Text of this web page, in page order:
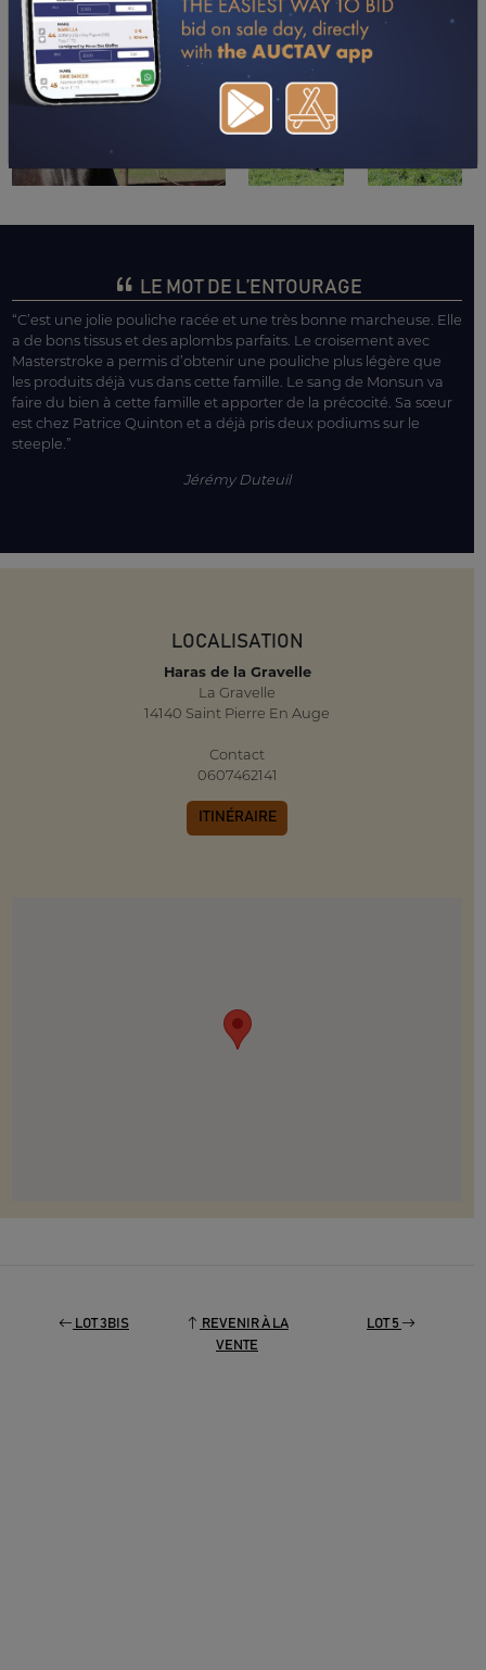
LE MOT DE L’ENTOURAGE
“C’est une jolie pouliche racée et une très bonne marcheuse. Elle
a de bons tissus et des aplombs parfaits. Le croisement avec
Masterstroke a permis d’obtenir une pouliche plus légère que
les produits déjà vus dans cette famille. Le sang de Monsun va
faire du bien à cette famille et apporter de la précocité. Sa sœur
est chez Patrice Quinton et a déjà pris deux podiums sur le
steeple.”
Jérémy Duteuil
LOCALISATION
Haras de la Gravelle
La Gravelle
14140 Saint Pierre En Auge
Contact
0607462141
ITINÉRAIRE
LOT 3BIS
REVENIR À LA
VENTE
LOT 5